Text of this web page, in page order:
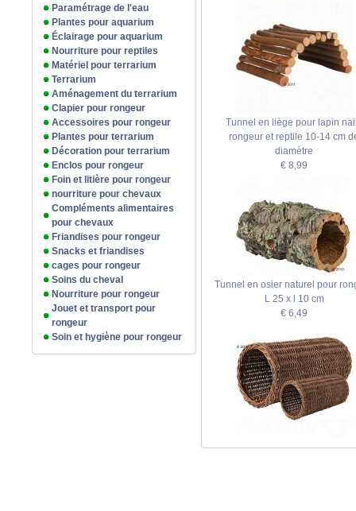
Paramétrage de l'eau
Plantes pour aquarium
Éclairage pour aquarium
Nourriture pour reptiles
Matériel pour terrarium
Terrarium
Aménagement du terrarium
Clapier pour rongeur
Accessoires pour rongeur
Plantes pour terrarium
Décoration pour terrarium
Enclos pour rongeur
Foin et litière pour rongeur
nourriture pour chevaux
Compléments alimentaires
pour chevaux
Friandises pour rongeur
Snacks et friandises
cages pour rongeur
Soins du cheval
Nourriture pour rongeur
Jouet et transport pour
rongeur
Soin et hygiène pour rongeur
Tunnel en liège pour lapin
rongeur et reptile 10-14 cm
diamètre
€ 8,99
Tunnel en osier naturel pour
L 25 x l 10 cm
€ 6,49